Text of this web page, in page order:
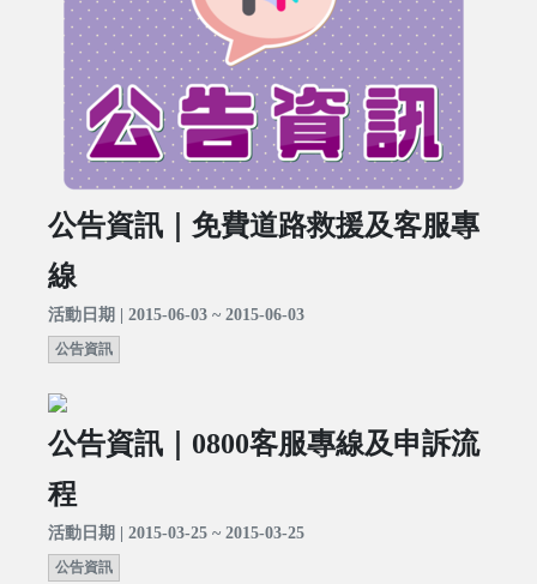
公告資訊｜免費道路救援及客服專
線
活動日期 | 2015-06-03 ~ 2015-06-03
公告資訊
公告資訊｜0800客服專線及申訴流
程
活動日期 | 2015-03-25 ~ 2015-03-25
公告資訊